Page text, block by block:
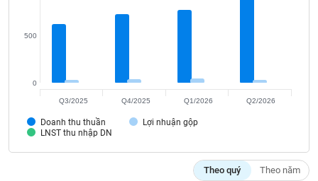
Doanh thu thuần
Lợi nhuận gộp
LNST thu nhập DN
0
500
Q3/2025 Q4/2025 Q1/2026 Q2/2026
Theo quý Theo năm
Người nội bộ Người liên quan
Bài
viết
tác